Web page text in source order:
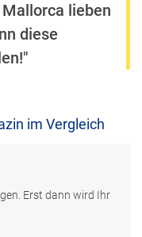
lieben
diese
im Vergleich
Erst dann wird Ihr